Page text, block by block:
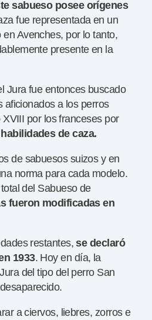
sabueso posee orígenes
fue representada en un
Avenches, por lo tanto,
presente en la
Jura fue entonces buscado
aficionados a los perros
por los franceses por
de caza.
de sabuesos suizos y en
norma para cada modelo.
del Sabueso de
fueron modificadas en
restantes,se declaró
1933. Hoy en día, la
del tipo del perro San
a ciervos, liebres, zorros e